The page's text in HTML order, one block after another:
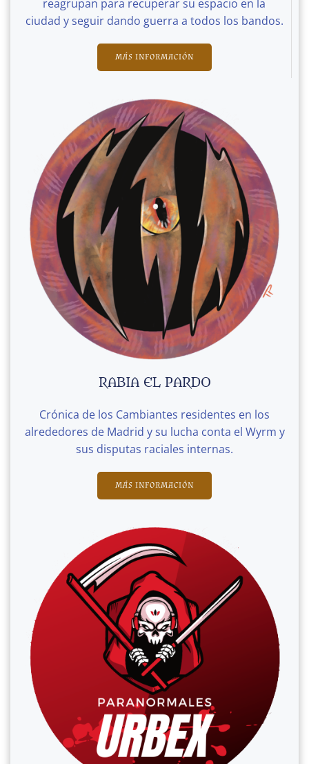
reagrupan para recuperar su espacio en la
ciudad y seguir dando guerra a todos los bandos.
MÁS INFORMACIÓN
RABIA EL PARDO
Crónica de los Cambiantes residentes en los
alrededores de Madrid y su lucha conta el Wyrm y
sus disputas raciales internas.
MÁS INFORMACIÓN